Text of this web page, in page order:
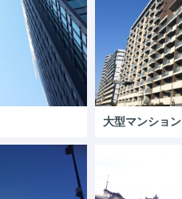
大型マンション